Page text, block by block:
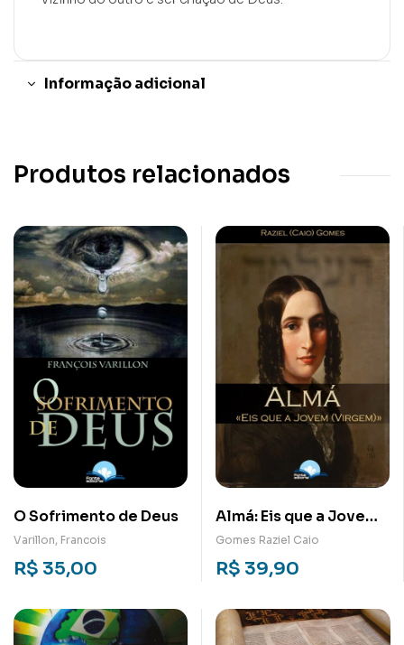
Informação adicional
Produtos relacionados
O Sofrimento de Deus
Varillon, Francois
R$ 35,00
Almá: Eis que a Jovem
(Virgem)
Gomes Raziel Caio
R$ 39,90